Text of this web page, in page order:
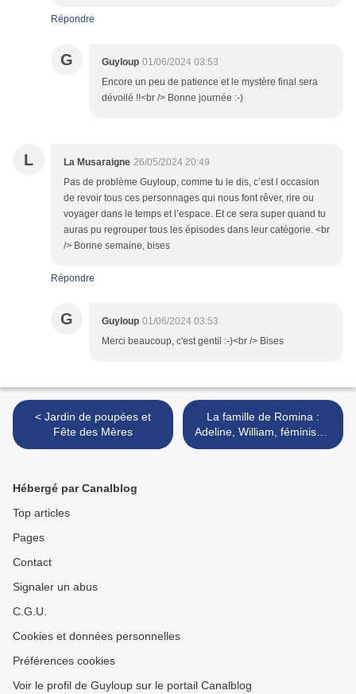
Répondre
G Guyloup 01/06/2024 03:53
Encore un peu de patience et le mystère final sera
dévoilé !!<br /> Bonne journée :-)
L La Musaraigne 26/05/2024 20:49
Pas de problème Guyloup, comme tu le dis, c’est l occasion
de revoir tous ces personnages qui nous font rêver, rire ou
voyager dans le temps et l’espace. Et ce sera super quand tu
auras pu regrouper tous les épisodes dans leur catégorie. <br
/> Bonne semaine, bises
Répondre
G Guyloup 01/06/2024 03:53
Merci beaucoup, c'est gentil :-)<br /> Bises
< Jardin de poupées et
Fête des Mères
La famille de Romina :
Adeline, William, féminisme
et salon de jardin >
Hébergé par Canalblog
Top articles
Pages
Contact
Signaler un abus
C.G.U.
Cookies et données personnelles
Préférences cookies
Voir le profil de Guyloup sur le portail Canalblog